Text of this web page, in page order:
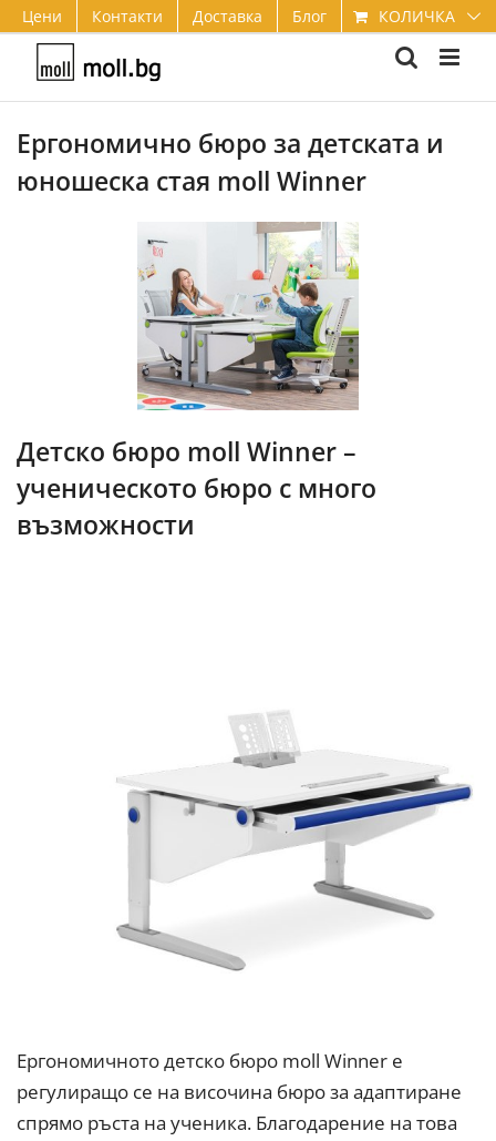
Skip
content
Цени Контакти Доставка Блог КОЛИЧКА
Ергономично бюро за детската и
юношеска стая moll Winner
Детско бюро moll Winner –
ученическото бюро с много
възможности
Ергономичното детско бюро moll Winner е
регулиращо се на височина бюро за адаптиране
спрямо ръста на ученика. Благодарение на това